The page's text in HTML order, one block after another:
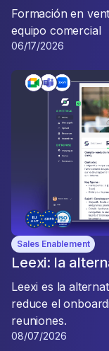
Formación en
equipo comercial
06/17/2026
Sales Enablement
Leexi: la
Leexi es la
reduce el
reuniones.
08/07/2026